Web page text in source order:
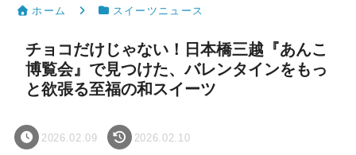
ホーム スイーツニュース
チョコだけじゃない！日本橋三越『あんこ
博覧会』で見つけた、バレンタインをもっ
と欲張る至福の和スイーツ
2026.02.09 2026.02.10